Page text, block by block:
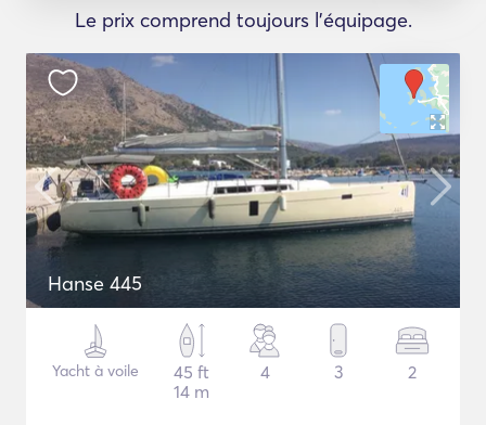
Le prix comprend toujours l'équipage.
Hanse 445
Yacht à voile
45 ft
14 m
4 3 2